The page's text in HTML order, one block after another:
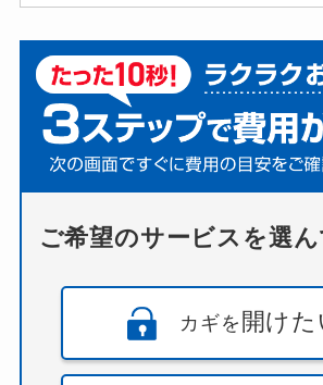
ご希望のサービスを選
カギを 開けた